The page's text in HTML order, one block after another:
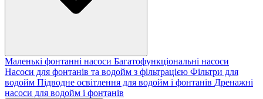
Маленькі фонтанні насоси Багатофункціональні насоси
Насоси для фонтанів та водойм з фільтрацією Фільтри для
водойм Підводне освітлення для водойм і фонтанів Дренажні
насоси для водойм і фонтанів